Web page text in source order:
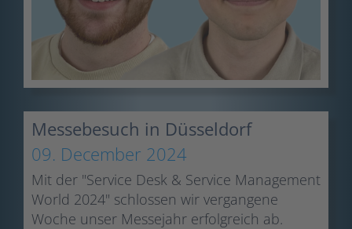
Messebesuch in Düsseldorf
09. December 2024
Mit der "Service Desk & Service Management
World 2024" schlossen wir vergangene
Woche unser Messejahr erfolgreich ab.